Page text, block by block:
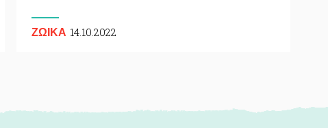
ΖΩΙΚA 14.10.2022